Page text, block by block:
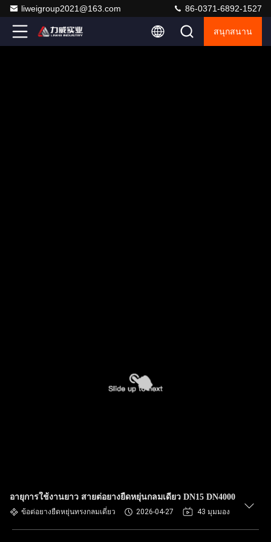
liweigroup2021@163.com 86-0371-6892-1527
สนุกสนาน
อายุการใช้งานยาว สายต่อยางยืดหยุ่นกลมเดียว DN15 DN4000
ข้อต่อยางยืดหยุ่นทรงกลมเดี่ยว 2026-04-27 43 มุมมอง